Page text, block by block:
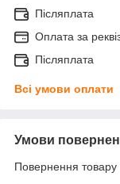
Післяплата
Оплата за
Післяплата
Всі умови оплати
Умови
Повернення товару